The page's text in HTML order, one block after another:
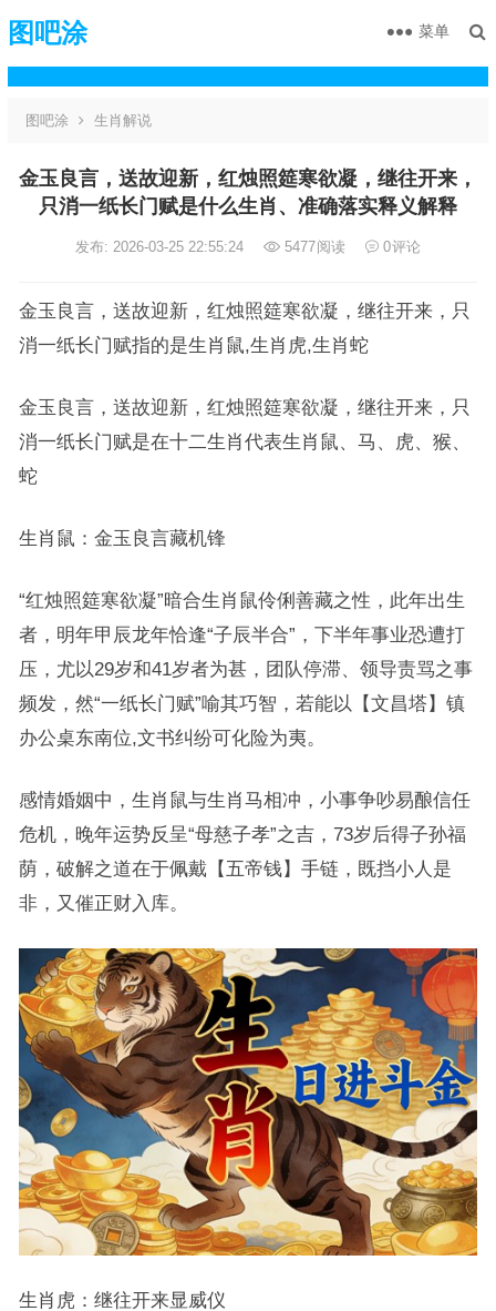
图吧涂 菜单
图吧涂 生肖解说
金玉良言，送故迎新，红烛照筵寒欲凝，继往开来，
只消一纸长门赋是什么生肖、准确落实释义解释
发布: 2026-03-25 22:55:24 5477阅读 0评论
金玉良言，送故迎新，红烛照筵寒欲凝，继往开来，只
消一纸长门赋指的是生肖鼠,生肖虎,生肖蛇
金玉良言，送故迎新，红烛照筵寒欲凝，继往开来，只
消一纸长门赋是在十二生肖代表生肖鼠、马、虎、猴、
蛇
生肖鼠：金玉良言藏机锋
“红烛照筵寒欲凝”暗合生肖鼠伶俐善藏之性，此年出生
者，明年甲辰龙年恰逢“子辰半合”，下半年事业恐遭打
压，尤以29岁和41岁者为甚，团队停滞、领导责骂之事
频发，然“一纸长门赋”喻其巧智，若能以【文昌塔】镇
办公桌东南位,文书纠纷可化险为夷。
感情婚姻中，生肖鼠与生肖马相冲，小事争吵易酿信任
危机，晚年运势反呈“母慈子孝”之吉，73岁后得子孙福
荫，破解之道在于佩戴【五帝钱】手链，既挡小人是
非，又催正财入库。
生肖虎：继往开来显威仪